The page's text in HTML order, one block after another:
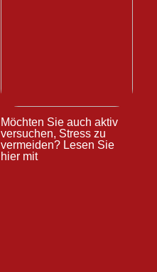
Möchten Sie auch aktiv
versuchen, Stress zu
vermeiden? Lesen Sie
hier mit